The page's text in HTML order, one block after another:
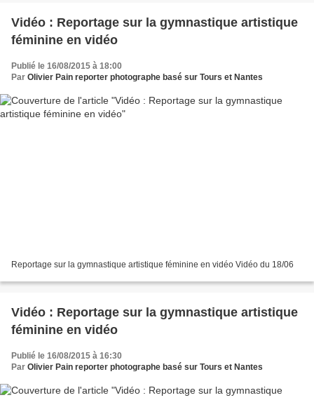
Vidéo : Reportage sur la gymnastique artistique
féminine en vidéo
Publié le 16/08/2015 à 18:00
Par Olivier Pain reporter photographe basé sur Tours et Nantes
Reportage sur la gymnastique artistique féminine en vidéo Vidéo du 18/06
Vidéo : Reportage sur la gymnastique artistique
féminine en vidéo
Publié le 16/08/2015 à 16:30
Par Olivier Pain reporter photographe basé sur Tours et Nantes